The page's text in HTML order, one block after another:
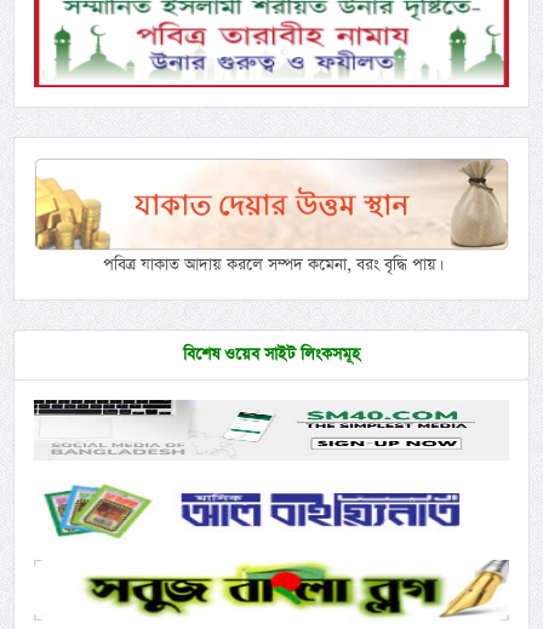
পবিত্র যাকাত আদায় করলে সম্পদ কমেনা, বরং বৃদ্ধি পায়।
বিশেষ ওয়েব সাইট লিংকসমূহ